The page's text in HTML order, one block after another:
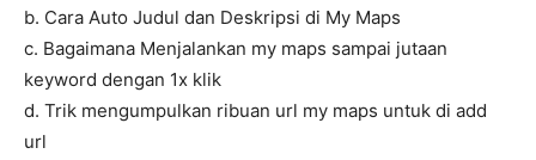
b. Cara Auto Judul dan Deskripsi di My Maps
c. Bagaimana Menjalankan my maps sampai jutaan
keyword dengan 1x klik
d. Trik mengumpulkan ribuan url my maps untuk di add
url